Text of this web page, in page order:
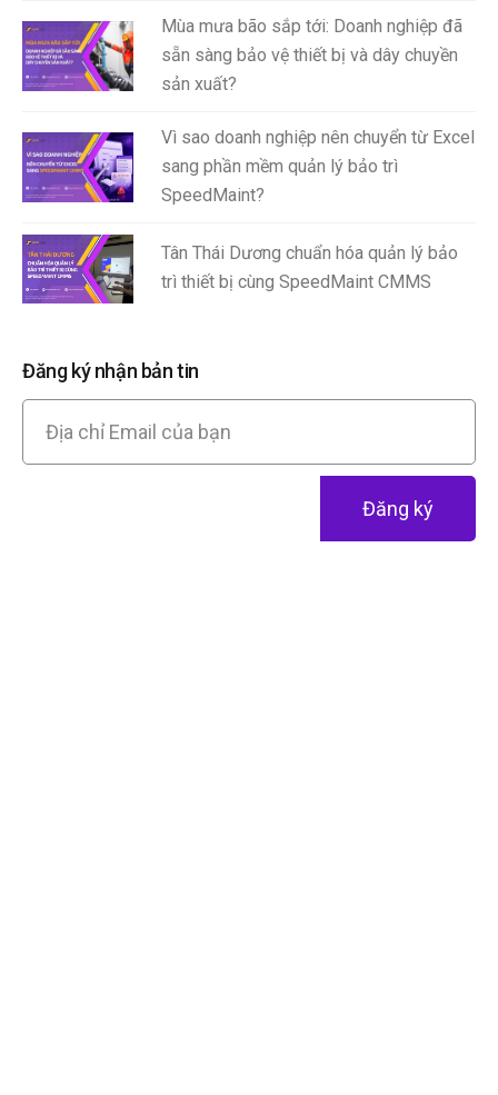
Mùa mưa bão sắp tới: Doanh nghiệp đã
sẵn sàng bảo vệ thiết bị và dây chuyền
sản xuất?
Vì sao doanh nghiệp nên chuyển từ Excel
sang phần mềm quản lý bảo trì
SpeedMaint?
Tân Thái Dương chuẩn hóa quản lý bảo
trì thiết bị cùng SpeedMaint CMMS
Đăng ký nhận bản tin
Đăng ký